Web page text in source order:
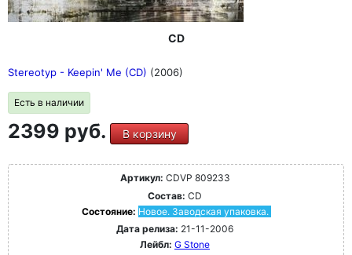
CD
Stereotyp - Keepin' Me (CD) (2006)
Есть в наличии
2399 руб. В корзину
Артикул: CDVP 809233
Состав: CD
Состояние: Новое. Заводская упаковка.
Дата релиза: 21-11-2006
Лейбл: G Stone